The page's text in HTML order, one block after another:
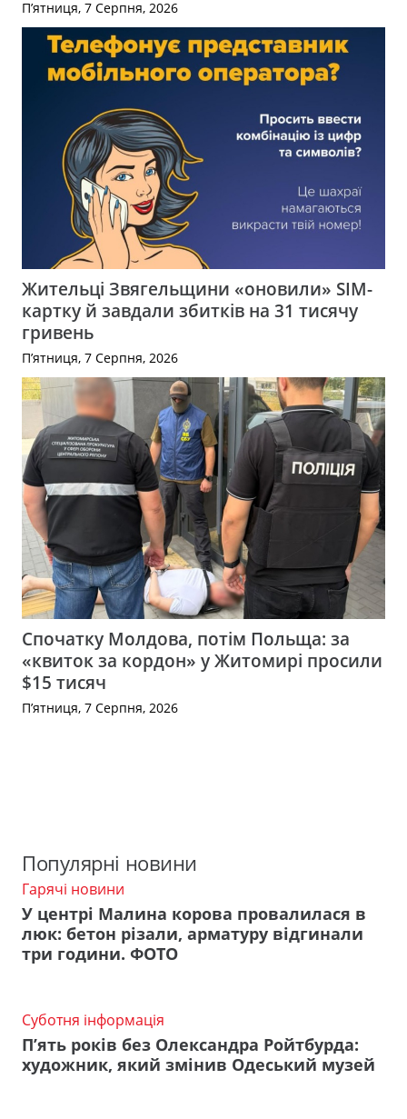
П’ятниця, 7 Серпня, 2026
Жительці Звягельщини «оновили» SIM-
картку й завдали збитків на 31 тисячу
гривень
П’ятниця, 7 Серпня, 2026
Спочатку Молдова, потім Польща: за
«квиток за кордон» у Житомирі просили
$15 тисяч
П’ятниця, 7 Серпня, 2026
Популярні новини
Гарячі новини
У центрі Малина корова провалилася в
люк: бетон різали, арматуру відгинали
три години. ФОТО
Суботня інформація
П’ять років без Олександра Ройтбурда:
художник, який змінив Одеський музей